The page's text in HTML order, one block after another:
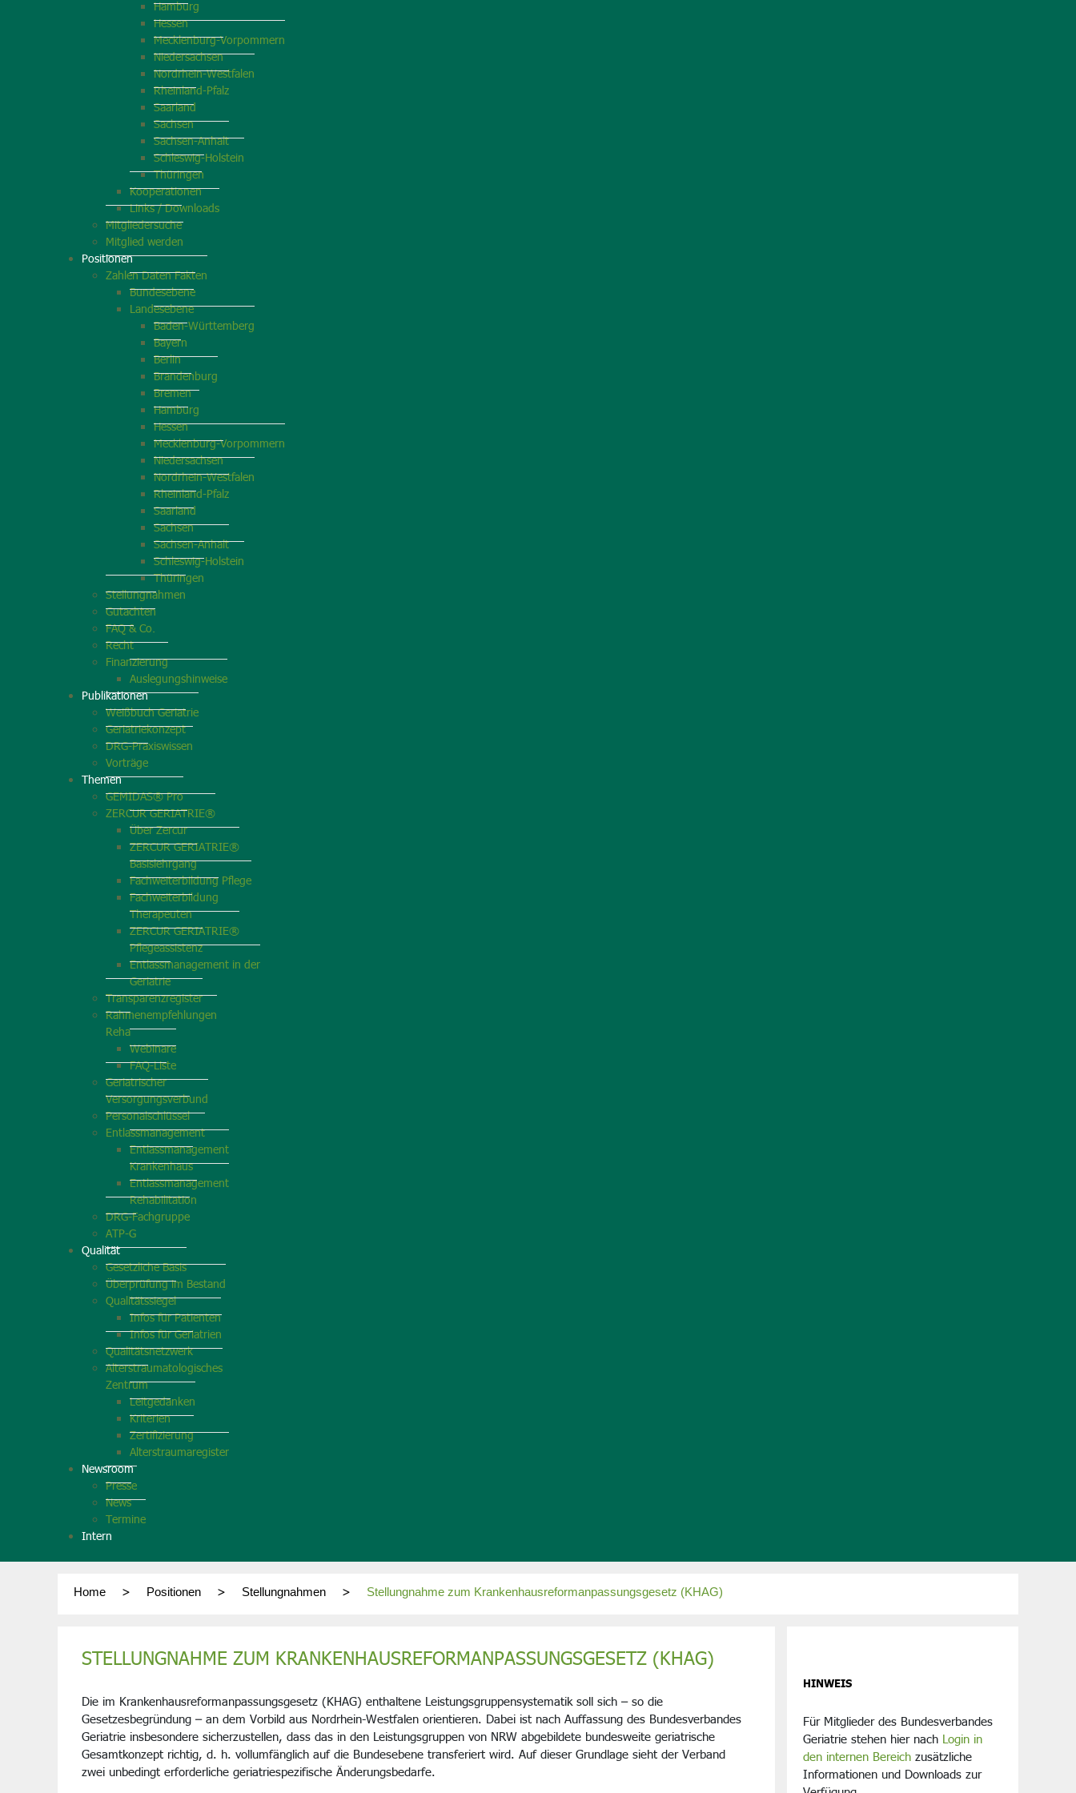
Hamburg
Hessen
Mecklenburg-Vorpommern
Niedersachsen
Nordrhein-Westfalen
Rheinland-Pfalz
Saarland
Sachsen
Sachsen-Anhalt
Schleswig-Holstein
Thüringen
Kooperationen
Links / Downloads
Mitgliedersuche
Mitglied werden
Positionen
Zahlen Daten Fakten
Bundesebene
Landesebene
Baden-Württemberg
Bayern
Berlin
Brandenburg
Bremen
Hamburg
Hessen
Mecklenburg-Vorpommern
Niedersachsen
Nordrhein-Westfalen
Rheinland-Pfalz
Saarland
Sachsen
Sachsen-Anhalt
Schleswig-Holstein
Thüringen
Stellungnahmen
Gutachten
FAQ & Co.
Recht
Finanzierung
Auslegungshinweise
Publikationen
Weißbuch Geriatrie
Geriatriekonzept
DRG-Praxiswissen
Vorträge
Themen
GEMIDAS® Pro
ZERCUR GERIATRIE®
Über Zercur
ZERCUR GERIATRIE®
Basislehrgang
Fachweiterbildung Pflege
Fachweiterbildung
Therapeuten
ZERCUR GERIATRIE®
Pflegeassistenz
Entlassmanagement in der
Geriatrie
Transparenzregister
Rahmenempfehlungen
Reha
Webinare
FAQ-Liste
Geriatrischer
Versorgungsverbund
Personalschlüssel
Entlassmanagement
Entlassmanagement
Krankenhaus
Entlassmanagement
Rehabilitation
DRG-Fachgruppe
ATP-G
Qualität
Gesetzliche Basis
Überprüfung im Bestand
Qualitätssiegel
Infos für Patienten
Infos für Geriatrien
Qualitätsnetzwerk
Alterstraumatologisches
Zentrum
Leitgedanken
Kriterien
Zertifizierung
Alterstraumaregister
Newsroom
Presse
News
Termine
Intern
Home Positionen Stellungnahmen Stellungnahme zum Krankenhausreformanpassungsgesetz (KHAG)
STELLUNGNAHME ZUM KRANKENHAUSREFORMANPASSUNGSGESETZ (KHAG)
Die im Krankenhausreformanpassungsgesetz (KHAG) enthaltene Leistungsgruppensystematik soll sich – so die
Gesetzesbegründung – an dem Vorbild aus Nordrhein-Westfalen orientieren. Dabei ist nach Auffassung des Bundesverbandes
Geriatrie insbesondere sicherzustellen, dass das in den Leistungsgruppen von NRW abgebildete bundesweite geriatrische
Gesamtkonzept richtig, d. h. vollumfänglich auf die Bundesebene transferiert wird. Auf dieser Grundlage sieht der Verband
zwei unbedingt erforderliche geriatriespezifische Änderungsbedarfe.
HINWEIS
Für Mitglieder des Bundesverbandes
Geriatrie stehen hier nach Login in
den internen Bereich zusätzliche
Informationen und Downloads zur